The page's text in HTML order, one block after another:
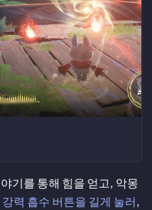
기를 통해 힘을 얻고, 악몽
강력 흡수 버튼을 길게 눌러,